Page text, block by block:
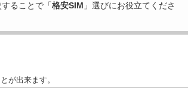
ることで「格安SIM 」選びにお役立てくださ
が出来ます。